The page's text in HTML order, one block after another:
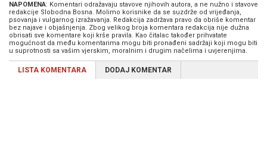
NAPOMENA: Komentari odražavaju stavove njihovih autora, a ne nužno i stavove
redakcije Slobodna Bosna. Molimo korisnike da se suzdrže od vrijeđanja,
psovanja i vulgarnog izražavanja. Redakcija zadržava pravo da obriše komentar
bez najave i objašnjenja. Zbog velikog broja komentara redakcija nije dužna
obrisati sve komentare koji krše pravila. Kao čitalac također prihvatate
mogućnost da među komentarima mogu biti pronađeni sadržaji koji mogu biti
u suprotnosti sa vašim vjerskim, moralnim i drugim načelima i uvjerenjima.
LISTA KOMENTARA DODAJ KOMENTAR